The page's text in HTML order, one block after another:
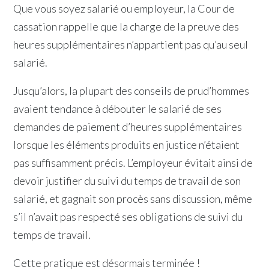
Que vous soyez salarié ou employeur, la Cour de
cassation rappelle que la charge de la preuve des
heures supplémentaires n’appartient pas qu’au seul
salarié.
Jusqu’alors, la plupart des conseils de prud’hommes
avaient tendance à débouter le salarié de ses
demandes de paiement d’heures supplémentaires
lorsque les éléments produits en justice n’étaient
pas suffisamment précis. L’employeur évitait ainsi de
devoir justifier du suivi du temps de travail de son
salarié, et gagnait son procès sans discussion, même
s’il n’avait pas respecté ses obligations de suivi du
temps de travail.
Cette pratique est désormais terminée !